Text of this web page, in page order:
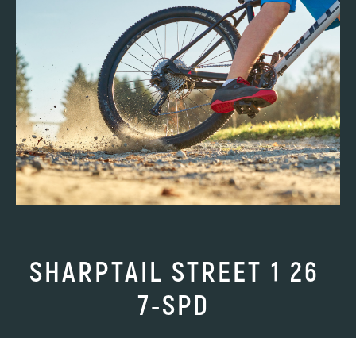
SHARPTAIL STREET 1 26
7-SPD